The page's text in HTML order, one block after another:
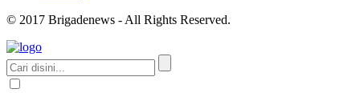
© 2017 Brigadenews - All Rights Reserved.